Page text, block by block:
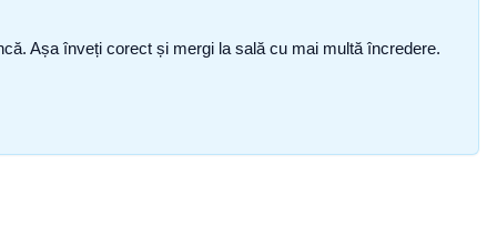
Așa înveți corect și mergi la sală cu mai multă încredere.